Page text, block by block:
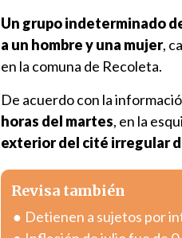
Un grupo indeterminado
a un hombre y una mujer,
en la comuna de Recoleta.
De acuerdo con la
horas del martes, en la
exterior del cité irregular
Revisa también
Detienen a sujetos por